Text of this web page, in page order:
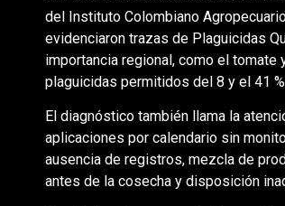
del Instituto Colombiano
evidenciaron trazas de Plaguicidas
importancia regional, como el
plaguicidas permitidos del 8 y el 41
El diagnóstico también llama la
aplicaciones por calendario sin
ausencia de registros, mezcla de
antes de la cosecha y disposición